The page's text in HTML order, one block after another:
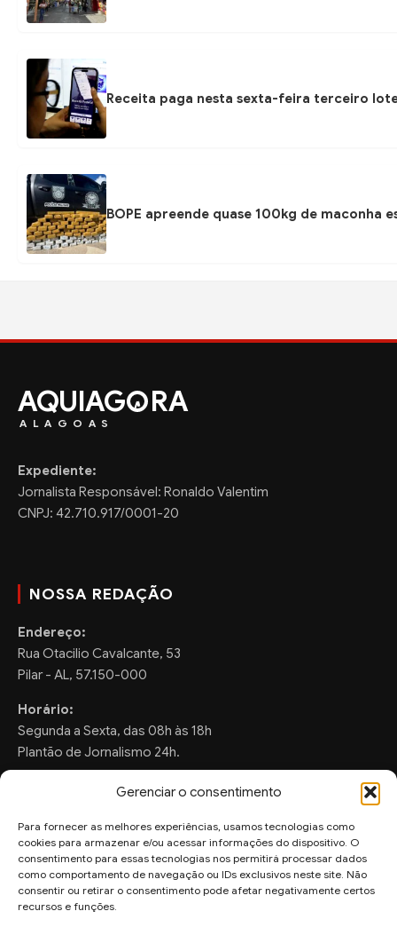
Gerenciar o consentimento
Para fornecer as melhores experiências, usamos tecnologias como
cookies para armazenar e/ou acessar informações do dispositivo. O
consentimento para essas tecnologias nos permitirá processar dados
como comportamento de navegação ou IDs exclusivos neste site. Não
consentir ou retirar o consentimento pode afetar negativamente certos
recursos e funções.
Receita paga nesta sexta-feira terceiro
BOPE apreende quase 100kg de
AQUIAG RA
ALAGOAS
Expediente:
Jornalista Responsável: Ronaldo Valentim
CNPJ: 42.710.917/0001-20
NOSSA REDAÇÃO
Endereço:
Rua Otacilio Cavalcante, 53
Pilar - AL, 57.150-000
Horário:
Segunda a Sexta, das 08h às 18h
Plantão de Jornalismo 24h.
FALE CONOSCO
Sugestões de Pauta:
ronaldo.valentim150@gmail.com